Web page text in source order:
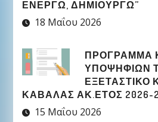
ΕΝΕΡΓΏ, ΔΗΜΙΟΥΡΓΏ”
18 Μαΐου 2026
ΠΡΟΓΡΑΜΜΑ
ΥΠΟΨΗΦΙΩΝ
ΕΞΕΤΑΣΤΙΚΟ
ΚΑΒΑΛΑΣ ΑΚ.ΕΤΟΣ 2026-
15 Μαΐου 2026